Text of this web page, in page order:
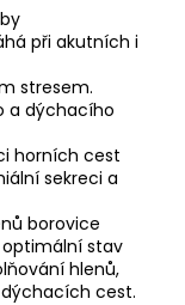
při akutních i
stresem.
a dýchacího
horních cest
sekreci a
borovice
stav
hlenů,
cest.